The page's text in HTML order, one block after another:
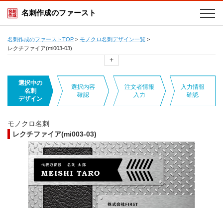
名刺作成のファースト
名刺作成のファーストTOP > モノクロ名刺デザイン一覧 >
レクチファイア(mi003-03)
+
選択中の
名刺
デザイン
選択内容
確認
注文者情報
入力
入力情報
確認
モノクロ名刺
レクチファイア(mi003-03)